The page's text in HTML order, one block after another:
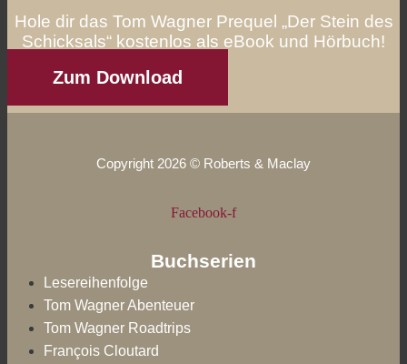
Hole dir das Tom Wagner Prequel „Der Stein des
Schicksals“ kostenlos als eBook und Hörbuch!
Zum Download
Copyright 2026 © Roberts & Maclay
Facebook-f
Buchserien
Lesereihenfolge
Tom Wagner Abenteuer
Tom Wagner Roadtrips
François Cloutard